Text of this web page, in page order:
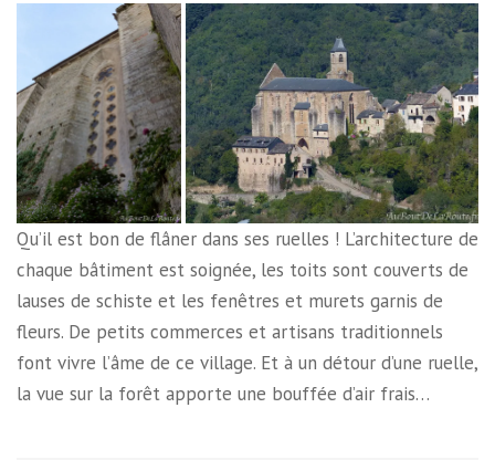
Qu’il est bon de flâner dans ses ruelles ! L’architecture de
chaque bâtiment est soignée, les toits sont couverts de
lauses de schiste et les fenêtres et murets garnis de
fleurs. De petits commerces et artisans traditionnels
font vivre l’âme de ce village. Et à un détour d’une ruelle,
la vue sur la forêt apporte une bouffée d’air frais…